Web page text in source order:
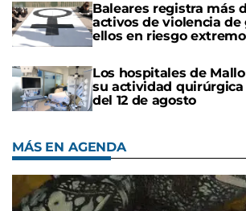
Baleares registra más
activos de violencia de
ellos en riesgo extremo
Los hospitales de
su actividad
del 12 de agosto
MÁS EN AGENDA